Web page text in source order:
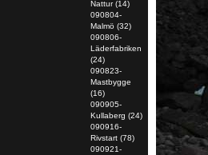
Nattur (14)
090804-
Malmö (32)
090806-
Läderfabriken
(24)
090823-
Mastbygge
(16)
090905-
Kullaberg (24)
090916-
Rivstart (78)
090921-